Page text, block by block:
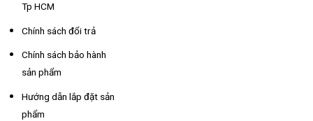
Tp HCM
Chính sách đổi trả
Chính sách bảo hành
sản phẩm
Hướng dẫn lắp đặt sản
phẩm